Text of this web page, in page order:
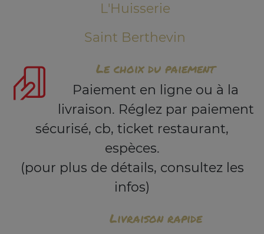
L'Huisserie
Saint Berthevin
Le choix du paiement
Paiement en ligne ou à la
livraison. Réglez par paiement
sécurisé, cb, ticket restaurant,
espèces.
(pour plus de détails, consultez les
infos)
Livraison rapide